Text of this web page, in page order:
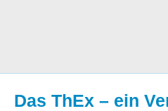
Das ThEx – ein